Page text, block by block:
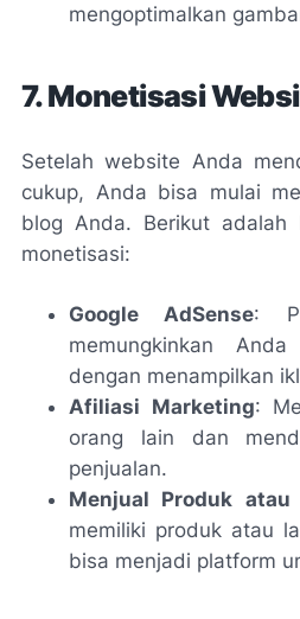
mengoptimalkan
7. Monetisasi
Setelah website Anda
cukup, Anda bisa mulai
blog Anda. Berikut adalah
monetisasi:
Google AdSense:
memungkinkan
dengan menampilkan
Afiliasi Marketing:
orang lain dan
penjualan.
Menjual Produk atau
memiliki produk atau
bisa menjadi platform